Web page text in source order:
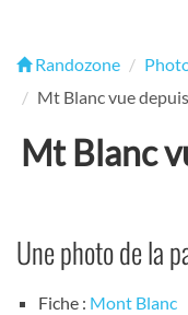
Randozone
Mt Blanc vue
Mt Blanc
Une photo de la
Fiche : Mont Blanc